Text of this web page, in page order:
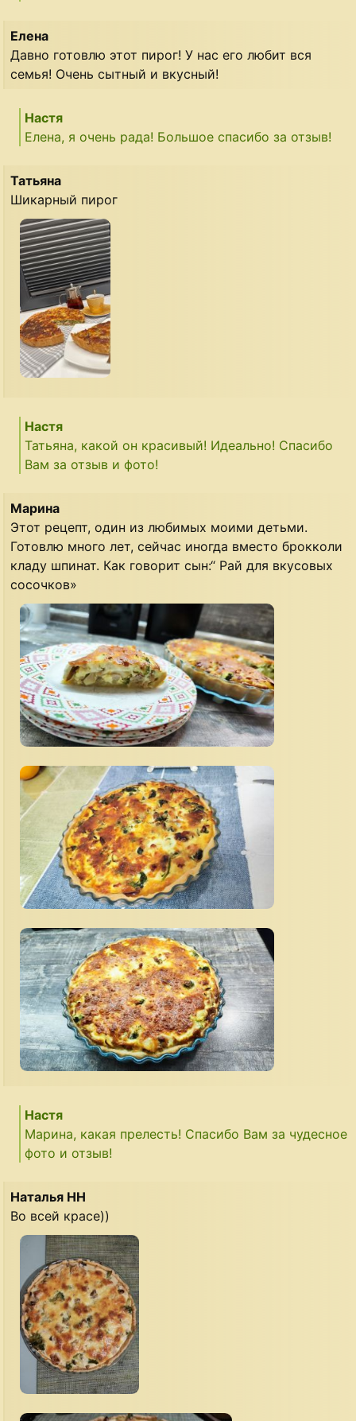
Елена
Давно готовлю этот пирог! У нас его любит вся
семья! Очень сытный и вкусный!
Настя
Елена, я очень рада! Большое спасибо за отзыв!
Татьяна
Шикарный пирог
Настя
Татьяна, какой он красивый! Идеально! Спасибо
Вам за отзыв и фото!
Марина
Этот рецепт, один из любимых моими детьми.
Готовлю много лет, сейчас иногда вместо брокколи
кладу шпинат. Как говорит сын:“ Рай для вкусовых
сосочков»
Настя
Марина, какая прелесть! Спасибо Вам за чудесное
фото и отзыв!
Наталья НН
Во всей красе))